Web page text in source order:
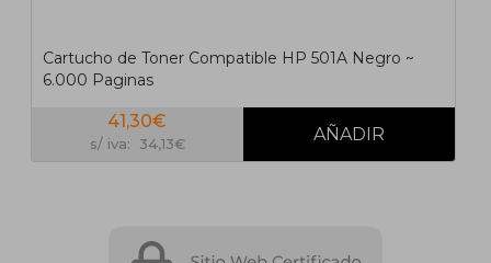
Cartucho de Toner Compatible HP 501A Negro ~
6.000 Paginas
41,30€
s/ iva: 34,13€